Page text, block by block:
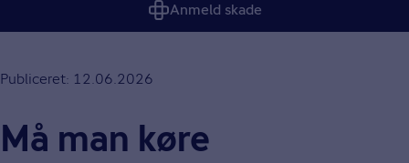
Anmeld skade
Publiceret: 12.06.2026
Må man køre